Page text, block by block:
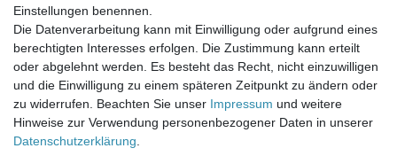
UNSER LADENGESCHÄFT
Gottlieb-Daimler-Str. 10
33334 Gütersloh
ÖFFNUNGSZEITEN
Montag - Dienstag: 8.00 - 18.00 Uhr, Mittwoch Ruhetag,
Donnerstag: 8.00 - 18.00 Uhr, Freitag 8.00 - 14.00 Uhr
Einstellungen benennen.
Die Datenverarbeitung kann mit Einwilligung oder aufgrund eines
berechtigten Interesses erfolgen. Die Zustimmung kann erteilt
oder abgelehnt werden. Es besteht das Recht, nicht einzuwilligen
und die Einwilligung zu einem späteren Zeitpunkt zu ändern oder
zu widerrufen. Beachten Sie unser Impressum und weitere
Hinweise zur Verwendung personenbezogener Daten in unserer
Daten­schutz­erklärung